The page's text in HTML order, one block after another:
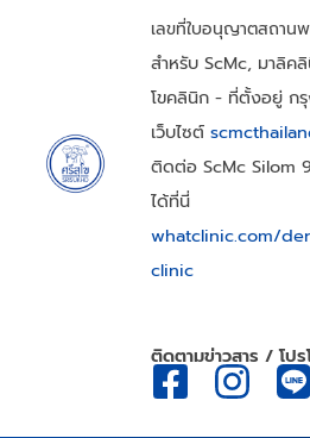
เลขที่ใบอนุญาตสถาน
สำหรับ ScMc, มาลิค
โขคลินิก - ที่ตั้งอยู่ กรุ
เว็บไซต์
ติดต่อ ScMc Silom
ได้ที่นี่
whatclinic.com/
clinic
ติดตามข่าวสาร / โปร